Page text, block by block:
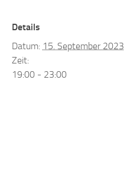
Details
Datum: 15. September 2023
Zeit:
19:00 - 23:00